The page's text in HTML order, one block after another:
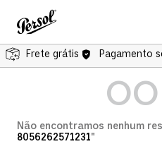
Frete grátis Pagamento
Não encontramos nenhum
8056262571231"